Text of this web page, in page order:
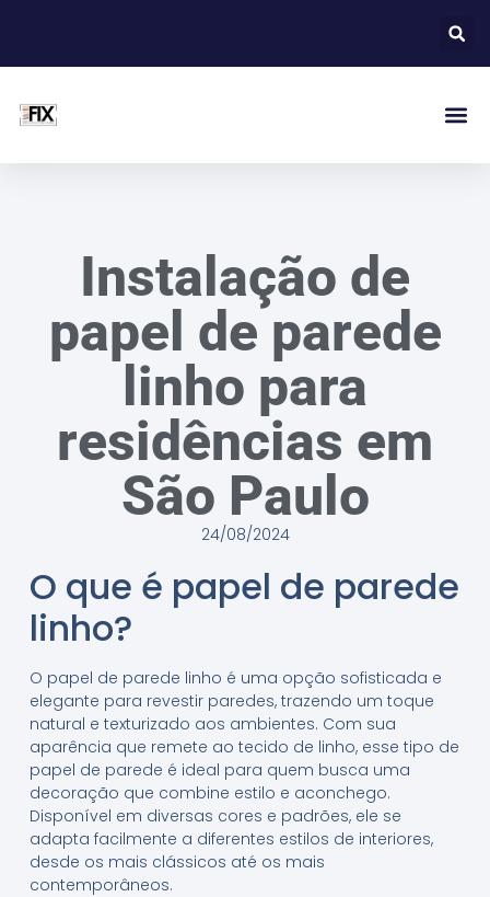
Instalação de
papel de parede
linho para
residências em
São Paulo
24/08/2024
O que é papel de parede
linho?
O papel de parede linho é uma opção sofisticada e
elegante para revestir paredes, trazendo um toque
natural e texturizado aos ambientes. Com sua
aparência que remete ao tecido de linho, esse tipo de
papel de parede é ideal para quem busca uma
decoração que combine estilo e aconchego.
Disponível em diversas cores e padrões, ele se
adapta facilmente a diferentes estilos de interiores,
desde os mais clássicos até os mais
contemporâneos.